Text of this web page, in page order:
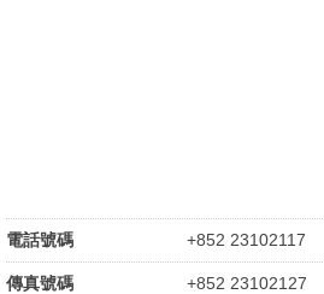
電話號碼 +852 23102117
傳真號碼 +852 23102127